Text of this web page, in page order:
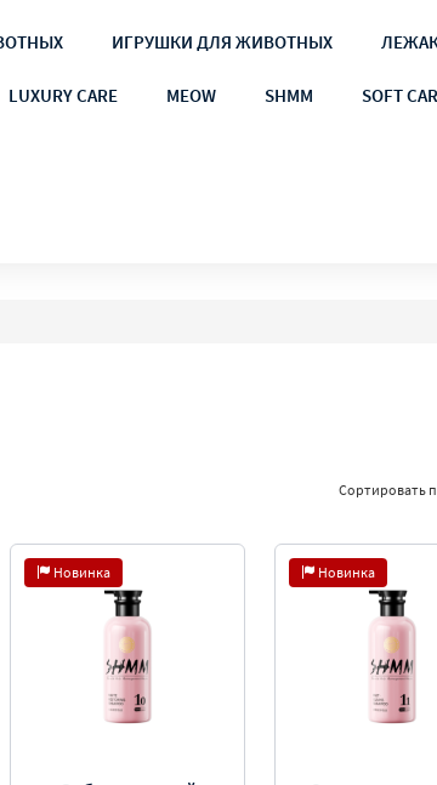
ИГРУШКИ ДЛЯ ЖИВОТНЫХ
LUXURY CARE MEOW SHMM SOFT
Сортировать
Новинка Новинка